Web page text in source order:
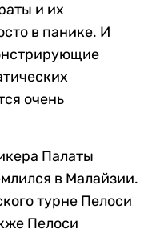
и их
в панике. И
очень
Палаты
в Малайзии.
турне Пелоси
Пелоси